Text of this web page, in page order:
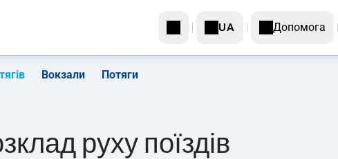
UA Допомога
Вокзали Потяги
руху поїздів